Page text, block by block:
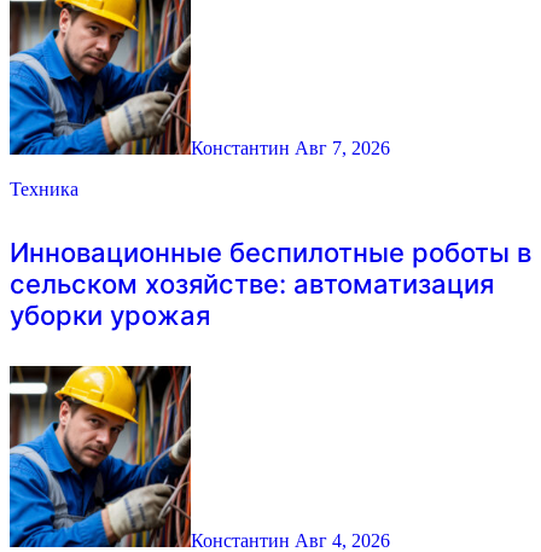
Константин Авг 7, 2026
Техника
Инновационные беспилотные роботы в
сельском хозяйстве: автоматизация
уборки урожая
Константин Авг 4, 2026